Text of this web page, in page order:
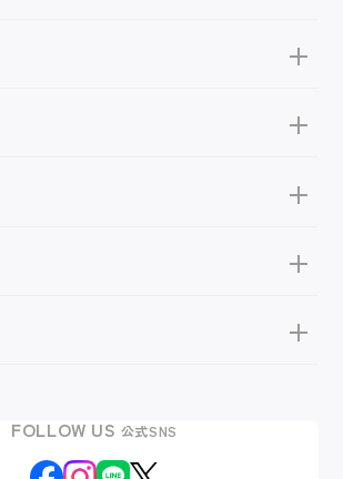
FOLLOW US 公式SNS